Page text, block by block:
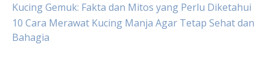
Kucing Gemuk: Fakta dan Mitos yang Perlu Diketahui
10 Cara Merawat Kucing Manja Agar Tetap Sehat dan
Bahagia